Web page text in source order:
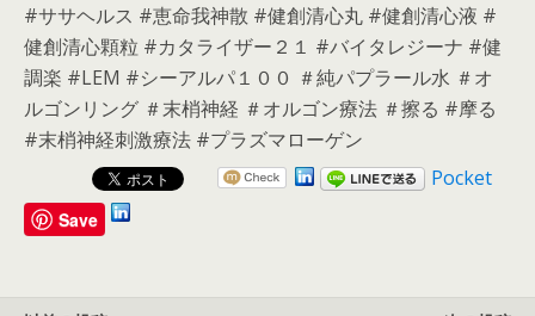
#ササヘルス #恵命我神散 #健創清心丸 #健創清心液 #
健創清心顆粒 #カタライザー２１ #バイタレジーナ #健
調楽 #LEM #シーアルパ１００ ＃純パプラール水 ＃オ
ルゴンリング ＃末梢神経 ＃オルゴン療法 ＃擦る #摩る
#末梢神経刺激療法 #プラズマローゲン
Pocket
Save